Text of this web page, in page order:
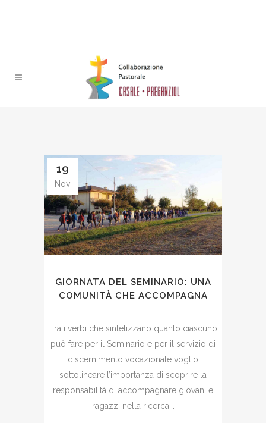
19
Nov
GIORNATA DEL SEMINARIO: UNA
COMUNITÀ CHE ACCOMPAGNA
Tra i verbi che sintetizzano quanto ciascuno
può fare per il Seminario e per il servizio di
discernimento vocazionale voglio
sottolineare l’importanza di scoprire la
responsabilità di accompagnare giovani e
ragazzi nella ricerca...